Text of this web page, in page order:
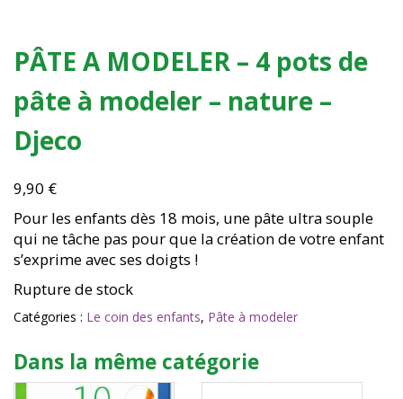
PÂTE A MODELER – 4 pots de
pâte à modeler – nature –
Djeco
9,90 €
Pour les enfants dès 18 mois, une pâte ultra souple
qui ne tâche pas pour que la création de votre enfant
s’exprime avec ses doigts !
Rupture de stock
Catégories : Le coin des enfants, Pâte à modeler
Dans la même catégorie